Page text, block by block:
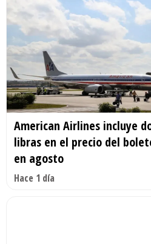
American Airlines incluye
libras en el precio del
en agosto
Hace 1 día